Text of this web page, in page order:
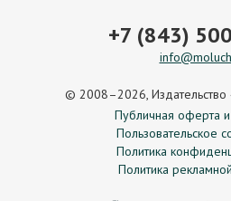
+7 (843)
© 2008–2026,
Публичная оферта и
Пользовательское
Политика
Политика